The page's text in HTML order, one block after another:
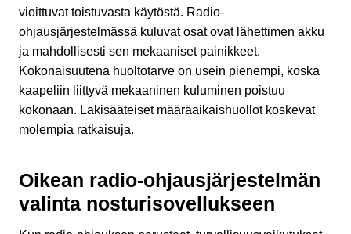
vioittuvat toistuvasta käytöstä. Radio-
ohjausjärjestelmässä kuluvat osat ovat lähettimen akku
ja mahdollisesti sen mekaaniset painikkeet.
Kokonaisuutena huoltotarve on usein pienempi, koska
kaapeliin liittyvä mekaaninen kuluminen poistuu
kokonaan. Lakisääteiset määräaikaishuollot koskevat
molempia ratkaisuja.
Oikean radio-ohjausjärjestelmän
valinta nosturisovellukseen